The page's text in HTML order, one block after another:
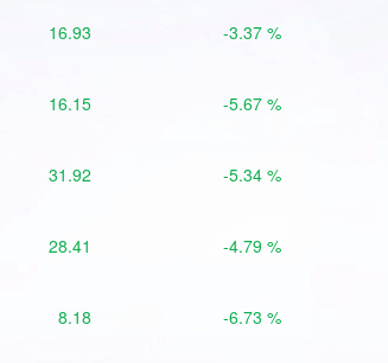
16.93 -3.37 %
16.15 -5.67 %
31.92 -5.34 %
28.41 -4.79 %
8.18 -6.73 %